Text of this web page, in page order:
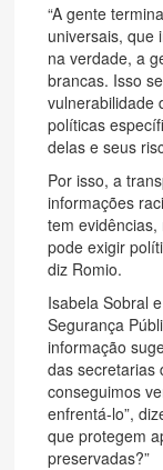
“A gente
universais, que
na verdade, a
brancas. Isso
vulnerabilidade
políticas
delas e seus
Por isso, a
informações
tem
pode exigir
diz Romio.
Isabela Sobral
Segurança
informação
das secretarias
conseguimos
enfrentá-lo”,
que protegem
preservadas?”